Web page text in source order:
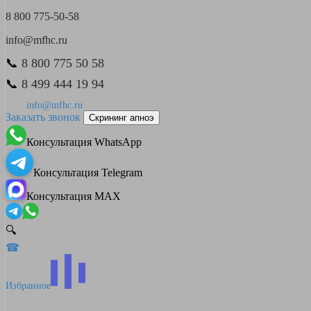
8 800 775-50-58
info@mfhc.ru
📞 8 800 775 50 58
📞 8 499 444 19 94
info@mfhc.ru
Заказать звонок Скрининг апноэ
Консультация WhatsApp
Консультация Telegram
Консультация MAX
🔍
☎
Избранное